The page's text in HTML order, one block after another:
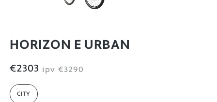
HORIZON E URBAN
€2303 ipv €3290
CITY